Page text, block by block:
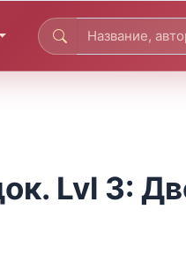
Lvl 3: